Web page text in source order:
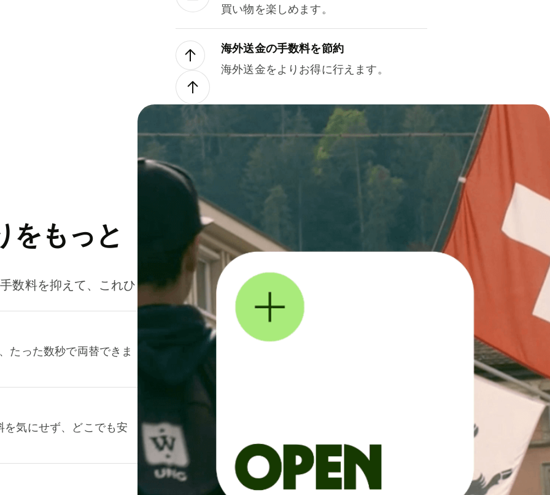
買い物を楽しめます。
海外送金の手数料を節約
海外送金をよりお得に行えます。
をもっと
数料を抑えて、これひ
たった数秒で両替できま
気にせず、どこでも安